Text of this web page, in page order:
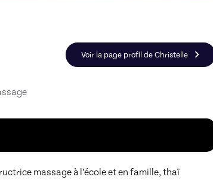
Voir la page profil de Christelle
massage à l’école et en famille, thaï